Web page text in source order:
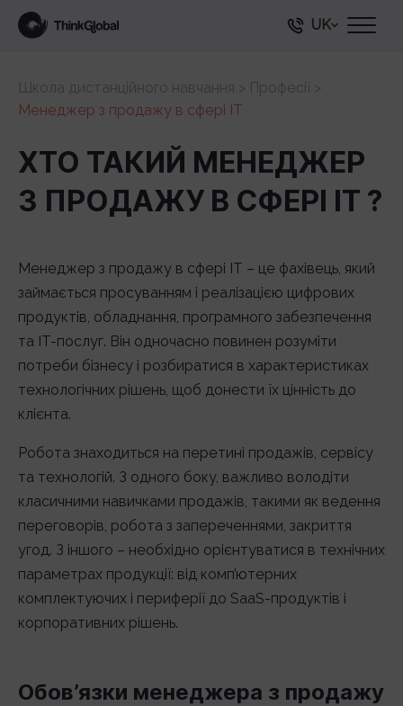
UK
Школа дистанційного навчання > Професії >
Менеджер з продажу в сфері IT
ХТО ТАКИЙ МЕНЕДЖЕР
З ПРОДАЖУ В СФЕРІ IT ?
Менеджер з продажу в сфері IT – це фахівець, який
займається просуванням і реалізацією цифрових
продуктів, обладнання, програмного забезпечення
та IT-послуг. Він одночасно повинен розуміти
потреби бізнесу і розбиратися в характеристиках
технологічних рішень, щоб донести їх цінність до
клієнта.
Робота знаходиться на перетині продажів, сервісу
та технологій. З одного боку, важливо володіти
класичними навичками продажів, такими як ведення
переговорів, робота з запереченнями, закриття
угод. З іншого – необхідно орієнтуватися в технічних
параметрах продукції: від комп’ютерних
комплектуючих і периферії до SaaS-продуктів і
корпоративних рішень.
Обов’язки менеджера з продажу